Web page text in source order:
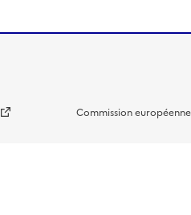
Commission européenne